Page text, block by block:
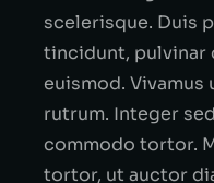
scelerisque. Duis
tincidunt, pulvinar
euismod.
rutrum. Integer
commodo tortor.
tortor, ut auctor